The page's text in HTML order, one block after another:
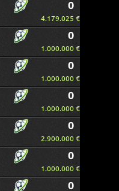
0
4.179.025 €
0
1.000.000 €
0
1.000.000 €
0
1.000.000 €
0
2.900.000 €
0
1.000.000 €
0